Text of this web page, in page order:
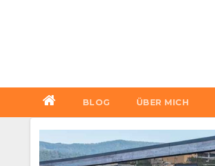
BLOG ÜBER MICH